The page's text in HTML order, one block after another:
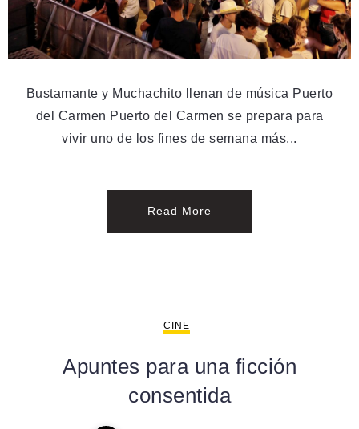
Bustamante y Muchachito llenan de música Puerto
del Carmen Puerto del Carmen se prepara para
vivir uno de los fines de semana más...
Read More
CINE
Apuntes para una ficción
consentida